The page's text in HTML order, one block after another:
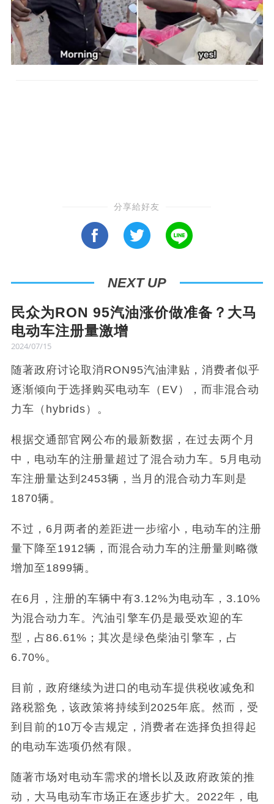
分享給好友
NEXT UP
民众为RON 95汽油涨价做准备？大马
电动车注册量激增
2024/07/15
随著政府讨论取消RON95汽油津贴，消费者似乎
逐渐倾向于选择购买电动车（EV），而非混合动
力车（hybrids）。
根据交通部官网公布的最新数据，在过去两个月
中，电动车的注册量超过了混合动力车。5月电动
车注册量达到2453辆，当月的混合动力车则是
1870辆。
不过，6月两者的差距进一步缩小，电动车的注册
量下降至1912辆，而混合动力车的注册量则略微
增加至1899辆。
在6月，注册的车辆中有3.12%为电动车，3.10%
为混合动力车。汽油引擎车仍是最受欢迎的车
型，占86.61%；其次是绿色柴油引擎车，占
6.70%。
目前，政府继续为进口的电动车提供税收减免和
路税豁免，该政策将持续到2025年底。然而，受
到目前的10万令吉规定，消费者在选择负担得起
的电动车选项仍然有限。
随著市场对电动车需求的增长以及政府政策的推
动，大马电动车市场正在逐步扩大。2022年，电